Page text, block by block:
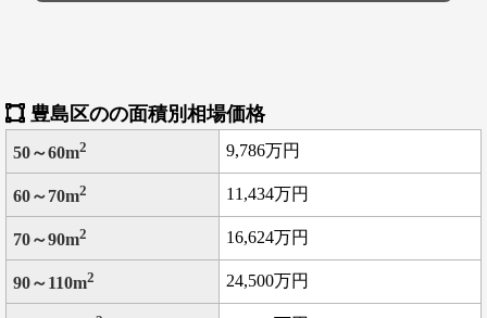
豊島区のの面積別相場価格
50～60m2 9,786万円
60～70m2 11,434万円
70～90m2 16,624万円
90～110m2 24,500万円